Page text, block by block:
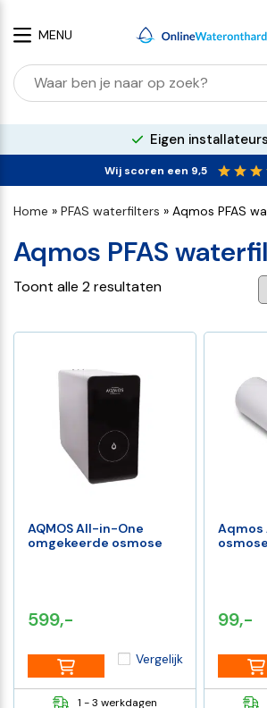
MENU
Zoeken
naar:
Eigen installateurs
Wij scoren een 9,5
Home » PFAS waterfilters » Aqmos PFAS
Aqmos PFAS
Toont alle 2 resultaten
AQMOS All-in-One
omgekeerde osmose
599,-
1 - 3 werkdagen
Vergelijk
99,-